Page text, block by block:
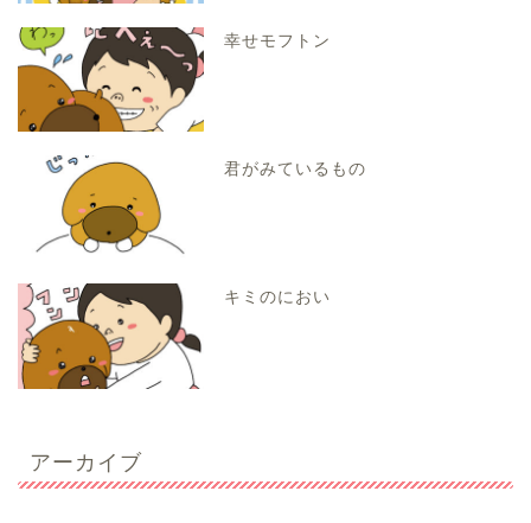
幸せモフトン
君がみているもの
キミのにおい
アーカイブ